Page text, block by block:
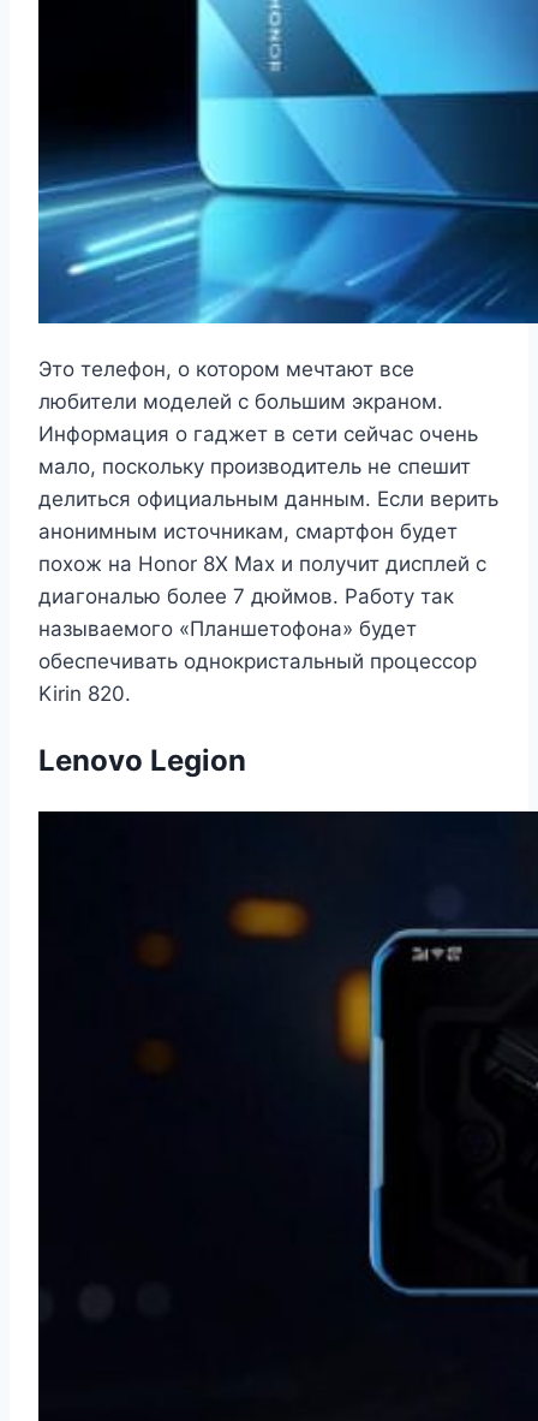
Это телефон, о котором мечтают все
любители моделей с большим экраном.
Информация о гаджет в сети сейчас очень
мало, поскольку производитель не спешит
делиться официальным данным. Если верить
анонимным источникам, смартфон будет
похож на Honor 8X Max и получит дисплей с
диагональю более 7 дюймов. Работу так
называемого «Планшетофона» будет
обеспечивать однокристальный процессор
Kirin 820.
Lenovo Legion